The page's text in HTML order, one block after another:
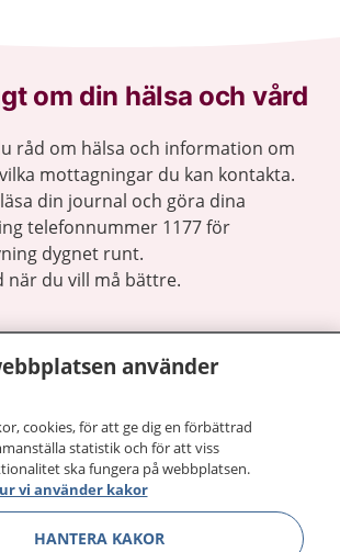
om din hälsa och vård
råd om hälsa och information om
mottagningar du kan kontakta.
din journal och göra dina
telefonnummer 1177 för
dygnet runt.
när du vill må bättre.
Visa
använder
cookies, för att ge dig en förbättrad
statistik och för att viss
ska fungera på webbplatsen.
vi använder kakor
HANTERA KAKOR